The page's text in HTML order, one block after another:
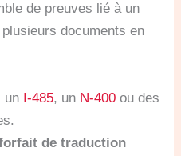
de preuves lié à un
documents en
un I-485, un N-400 ou des
de traduction